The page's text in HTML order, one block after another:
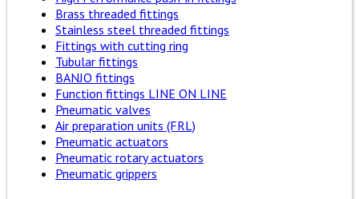
Brass threaded fittings
Stainless steel threaded fittings
Fittings with cutting ring
Tubular fittings
BANJO fittings
Function fittings LINE ON LINE
Pneumatic valves
Air preparation units (FRL)
Pneumatic actuators
Pneumatic rotary actuators
Pneumatic grippers